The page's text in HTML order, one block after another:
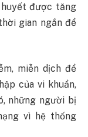
được tăng
gian ngắn để
miễn dịch để
của vi khuẩn,
những người bị
vì hệ thống